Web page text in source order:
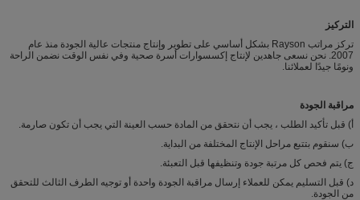
التركيز
تركز مراتب Rayson بشكل أساسي على تطوير وإنتاج منتجات عالية الجودة منذ عام
2007. نحن نسعى جاهدين لإنتاج إكسسوارات أسرة صحية وفي نفس الوقت نضمن الراحة
ونومًا جيدًا لعملائنا.
مراقبة الجودة
أ) قبل تأكيد الطلب ، يجب أن نتحقق من المادة حسب العينة التي يجب أن تكون صارمة.
ب) سنقوم بتتبع مراحل الإنتاج المختلفة من البداية.
ج) يتم فحص كل مرتبة جودة وتنظيفها قبل التعبئة.
د) قبل التسليم يمكن للعملاء إرسال مراقبة الجودة واحدة أو توجيه الطرف الثالث للتحقق
من الجودة.